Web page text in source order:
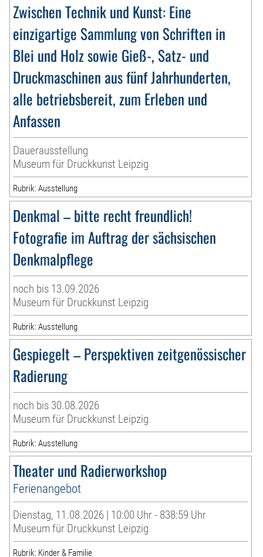
Zwischen Technik und Kunst: Eine
einzigartige Sammlung von Schriften in
Blei und Holz sowie Gieß-, Satz- und
Druckmaschinen aus fünf Jahrhunderten,
alle betriebsbereit, zum Erleben und
Anfassen
Dauerausstellung
Museum für Druckkunst Leipzig
Rubrik: Ausstellung
Denkmal – bitte recht freundlich!
Fotografie im Auftrag der sächsischen
Denkmalpflege
noch bis 13.09.2026
Museum für Druckkunst Leipzig
Rubrik: Ausstellung
Gespiegelt – Perspektiven zeitgenössischer
Radierung
noch bis 30.08.2026
Museum für Druckkunst Leipzig
Rubrik: Ausstellung
Theater und Radierworkshop
Ferienangebot
Dienstag, 11.08.2026 | 10:00 Uhr - 838:59 Uhr
Museum für Druckkunst Leipzig
Rubrik: Kinder & Familie